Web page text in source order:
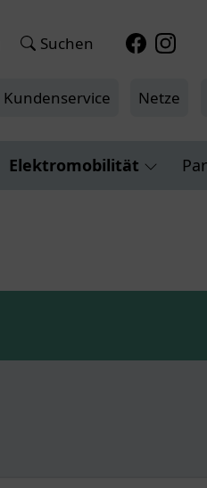
Suchen Facebook
Kundenservice Netze
Elektromobilität